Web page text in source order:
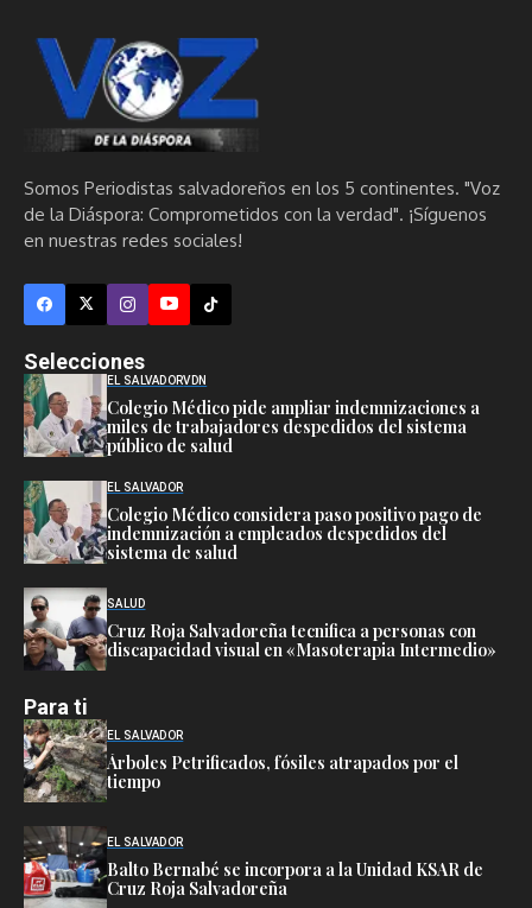
Somos Periodistas salvadoreños en los 5 continentes. "Voz
de la Diáspora: Comprometidos con la verdad". ¡Síguenos
en nuestras redes sociales!
Selecciones
EL SALVADORVDN
Colegio Médico pide ampliar indemnizaciones a
miles de trabajadores despedidos del sistema
público de salud
EL SALVADOR
Colegio Médico considera paso positivo pago de
indemnización a empleados despedidos del
sistema de salud
SALUD
Cruz Roja Salvadoreña tecnifica a personas con
discapacidad visual en «Masoterapia Intermedio»
Para ti
EL SALVADOR
Árboles Petrificados, fósiles atrapados por el
tiempo
EL SALVADOR
Balto Bernabé se incorpora a la Unidad KSAR de
Cruz Roja Salvadoreña